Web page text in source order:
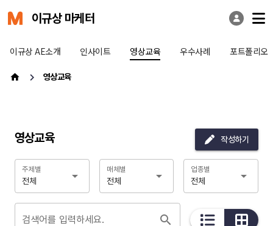
이규상 마케터
이규상 AE소개 인사이트 영상교육 우수사례 포트폴리오
영상교육
영상교육 작성하기
전체
주제별
전체
매체별
전체
업종별
검색어를 입력하세요.